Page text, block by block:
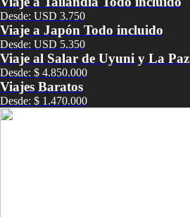
Desde: USD 3.750
Viaje a Japón Todo incluido
Desde: USD 5.350
Viaje al Salar de Uyuni y La Paz
Desde: $ 4.850.000
Viajes Baratos
Desde: $ 1.470.000